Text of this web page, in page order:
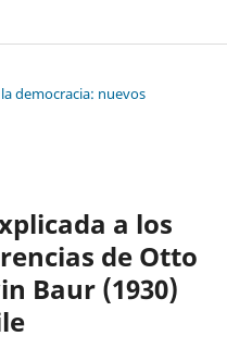
democracia: nuevos
a los
de Otto
Baur (1930)